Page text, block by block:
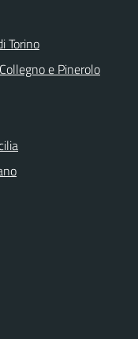
Torino
e Pinerolo